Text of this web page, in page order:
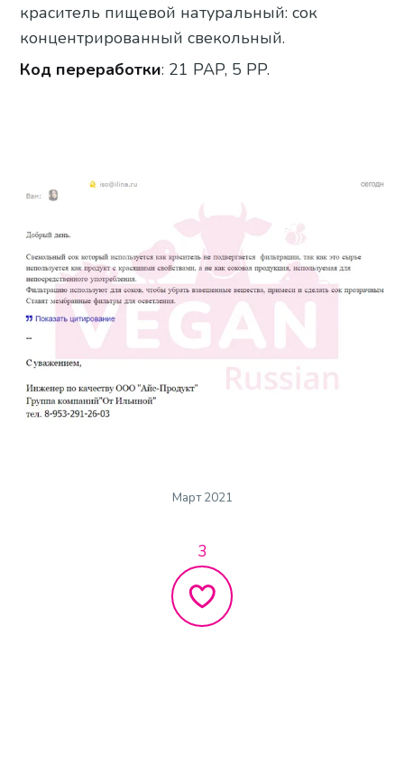
краситель пищевой натуральный: сок
концентрированный свекольный.
Код переработки: 21 PAP, 5 PP.
Март 2021
3